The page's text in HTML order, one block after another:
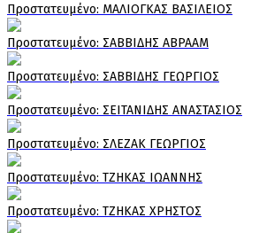
Πρoστατευμένο: ΜΑΛΙΟΓΚΑΣ ΒΑΣΙΛΕΙΟΣ
Πρoστατευμένο: ΣΑΒΒΙΔΗΣ ΑΒΡΑΑΜ
Πρoστατευμένο: ΣΑΒΒΙΔΗΣ ΓΕΩΡΓΙΟΣ
Πρoστατευμένο: ΣΕΙΤΑΝΙΔΗΣ ΑΝΑΣΤΑΣΙΟΣ
Πρoστατευμένο: ΣΛΕΖΑΚ ΓΕΩΡΓΙΟΣ
Πρoστατευμένο: ΤΖΗΚΑΣ ΙΩΑΝΝΗΣ
Πρoστατευμένο: ΤΖΗΚΑΣ ΧΡΗΣΤΟΣ